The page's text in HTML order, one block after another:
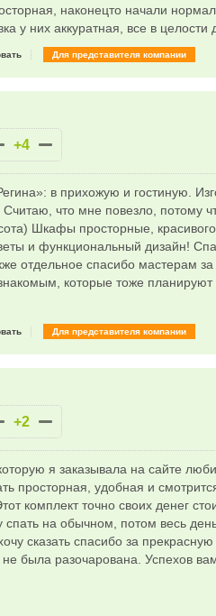
наконецто начали
у них аккуратная, все в целости
Для представителя компании
+4
в прихожую и гостиную.
что мне повезло, потому
Шкафы просторные,
и функциональный дизайн!
отдельное спасибо мастерам за
которые тоже планируют
Для представителя компании
+2
я заказывала на сайте
просторная, удобная и
комплект точно своих денег
на обычном, потом весь
сказать спасибо за
была разочарована. Успехов